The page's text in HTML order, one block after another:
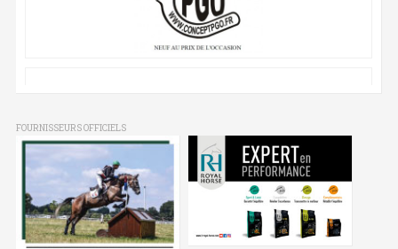
FOURNISSEURS OFFICIELS